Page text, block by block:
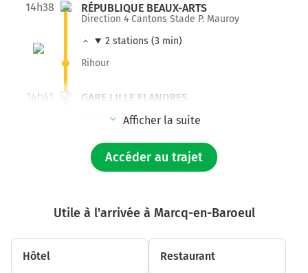
14h38 RÉPUBLIQUE BEAUX-ARTS
Direction 4 Cantons Stade P. Mauroy
2 stations (3 min)
Rihour
14h41 GARE LILLE FLANDRES
Correspondance - 2 min
GARE LILLE FLANDRES
Direction Tourcoing Centre
Lille Europe
Afficher la suite
Accéder au trajet
Utile à l'arrivée à Marcq-en-Baroeul
Hôtel Restaurant